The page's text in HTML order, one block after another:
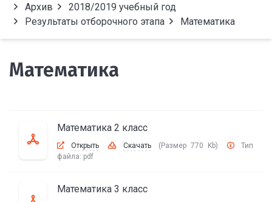
Архив
2018/2019 учебный год
Результаты отборочного этапа
Математика
Математика
Математика 2 класс
Открыть Скачать (Размер 770 Kb)
Тип
файла: pdf
Математика 3 класс